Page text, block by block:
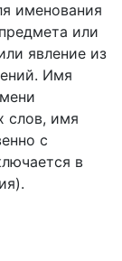
именования
или
явление из
Имя
слов, имя
с
в